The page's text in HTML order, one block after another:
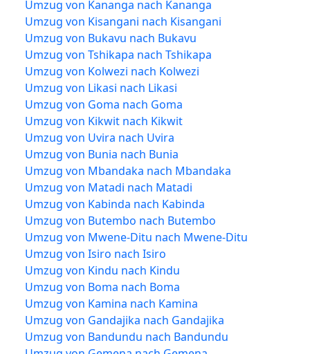
Umzug von Kananga nach Kananga
Umzug von Kisangani nach Kisangani
Umzug von Bukavu nach Bukavu
Umzug von Tshikapa nach Tshikapa
Umzug von Kolwezi nach Kolwezi
Umzug von Likasi nach Likasi
Umzug von Goma nach Goma
Umzug von Kikwit nach Kikwit
Umzug von Uvira nach Uvira
Umzug von Bunia nach Bunia
Umzug von Mbandaka nach Mbandaka
Umzug von Matadi nach Matadi
Umzug von Kabinda nach Kabinda
Umzug von Butembo nach Butembo
Umzug von Mwene-Ditu nach Mwene-Ditu
Umzug von Isiro nach Isiro
Umzug von Kindu nach Kindu
Umzug von Boma nach Boma
Umzug von Kamina nach Kamina
Umzug von Gandajika nach Gandajika
Umzug von Bandundu nach Bandundu